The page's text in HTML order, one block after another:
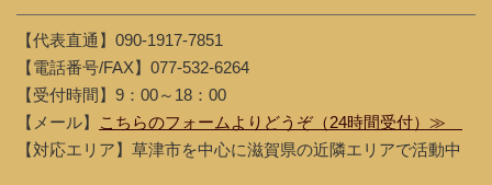
【代表直通】090-1917-7851
【電話番号/FAX】077-532-6264
【受付時間】9：00～18：00
【メール】
こちらのフォームよりどうぞ（24時間受付）≫
【対応エリア】草津市を中心に滋賀県の近隣エリアで活動中